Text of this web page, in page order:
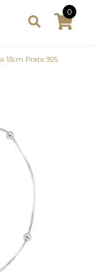
0
13cm Prata 925